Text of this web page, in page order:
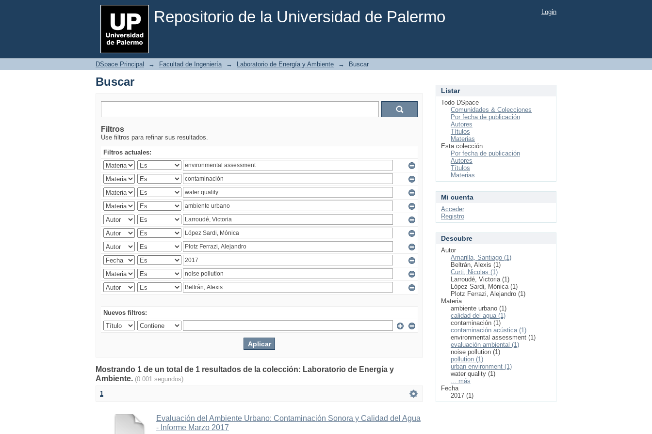
Repositorio de la Universidad de Palermo
Buscar Login
DSpace Principal → Facultad de Ingeniería → Laboratorio de Energía y Ambiente → Buscar
Buscar
Filtros
Use filtros para refinar sus resultados.
Filtros actuales:
Nuevos filtros:
Mostrando 1 de un total de 1 resultados de la colección: Laboratorio de Energía y
Ambiente. (0.001 segundos)
1
Evaluación del Ambiente Urbano: Contaminación Sonora y Calidad del Agua
- Informe Marzo 2017
Listar
Todo DSpace
Comunidades & Colecciones
Por fecha de publicación
Autores
Títulos
Materias
Esta colección
Por fecha de publicación
Autores
Títulos
Materias
Mi cuenta
Acceder
Registro
Descubre
Autor
Amarilla, Santiago (1)
Beltrán, Alexis (1)
Curti, Nicolas (1)
Larroudé, Victoria (1)
López Sardi, Mónica (1)
Plotz Ferrazi, Alejandro (1)
Materia
ambiente urbano (1)
calidad del agua (1)
contaminación (1)
contaminación acústica (1)
environmental assessment (1)
evaluación ambiental (1)
noise pollution (1)
pollution (1)
urban environment (1)
water quality (1)
... más
Fecha
2017 (1)